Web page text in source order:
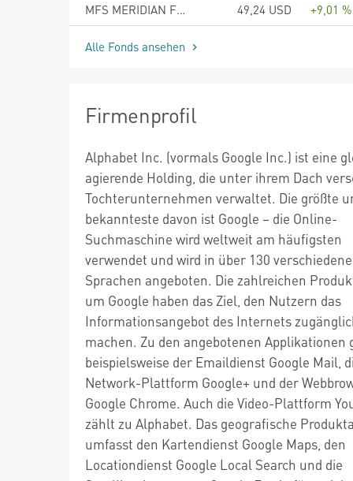
MFS MERIDIAN FUNDS - U.S. CONCENTRATED GROWTH FUND - Klasse A1 USD
49,24 USD +9,01 %
Alle Fonds ansehen
Firmenprofil
Alphabet Inc. (vormals Google Inc.) ist eine
agierende Holding, die unter ihrem Dach
Tochterunternehmen verwaltet. Die größte
bekannteste davon ist Google – die Online-
Suchmaschine wird weltweit am häufigsten
verwendet und wird in über 130
Sprachen angeboten. Die zahlreichen
um Google haben das Ziel, den Nutzern das
Informationsangebot des Internets
machen. Zu den angebotenen Applikationen
beispielsweise der Emaildienst Google Mail,
Network-Plattform Google+ und der
Google Chrome. Auch die Video-Plattform
zählt zu Alphabet. Das geografische
umfasst den Kartendienst Google Maps, den
Locationdienst Google Local Search und die